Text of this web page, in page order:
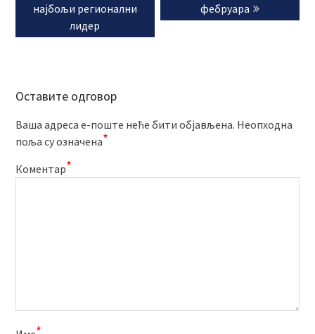
најбољи регионални
лидер
фебруара
Оставите одговор
Ваша адреса е-поште неће бити објављена. Неопходна
поља су означена*
Коментар*